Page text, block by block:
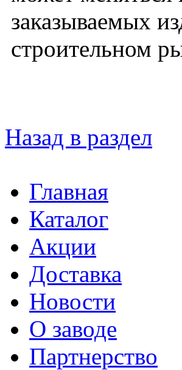
заказываемых
строительном
Назад в раздел
Главная
Каталог
Акции
Доставка
Новости
О заводе
Партнерство